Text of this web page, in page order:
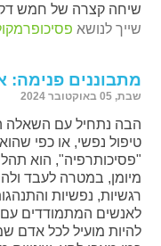
שיחה קצרה של חמש
שייך לנושא
מתבוננים פנימה:
שבת, 05 באוקטובר 2024
הבה נתחיל עם השאלה
טיפול נפשי, או כפי
"פסיכותרפיה", הוא
מיומן, במטרה לעבד
רגשיות, נפשיות
לאנשים המתמודדים
להיות מועיל לכל אדם